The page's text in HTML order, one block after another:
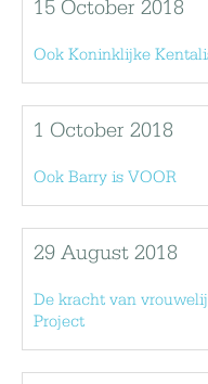
15 October 2018
Ook Koninklijke
1 October 2018
Ook Barry is VOOR
29 August 2018
De kracht van
Project